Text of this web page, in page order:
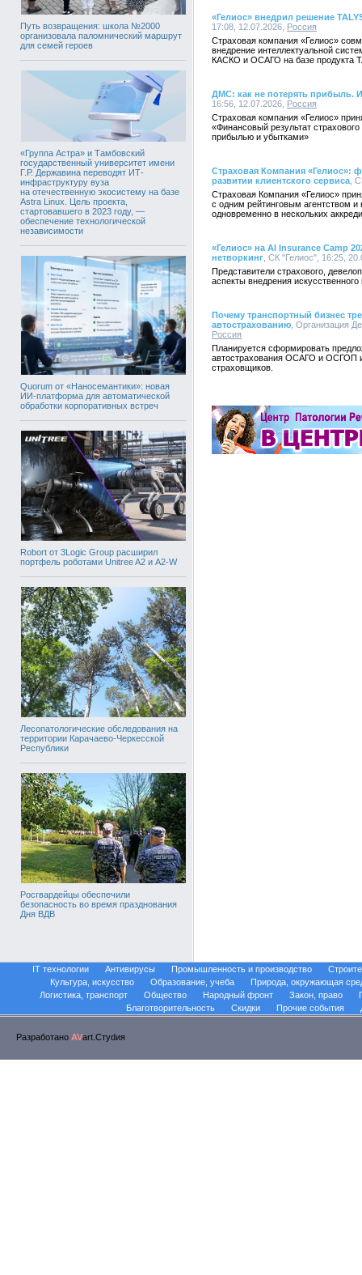
Путь возвращения: школа №2000
организовала паломнический маршрут
для семей героев
«Группа Астра» и Тамбовский
государственный университет имени
Г.Р. Державина переводят ИТ-
инфраструктуру вуза
на отечественную экосистему на базе
Astra Linux. Цель проекта,
стартовавшего в 2023 году, —
обеспечение технологической
независимости
Quorum от «Наносемантики»: новая
ИИ-платформа для автоматической
обработки корпоративных встреч
Robort от 3Logic Group расширил
портфель роботами Unitree A2 и A2-W
Лесопатологические обследования на
территории Карачаево-Черкесской
Республики
Росгвардейцы обеспечили
безопасность во время празднования
Дня ВДВ
«Гелиос» внедрил решение
17:08, 12.07.2026, Россия
Страховая компания «Гелиос»
внедрение интеллектуальной
КАСКО и ОСАГО на базе продукта
ДМС: как не потерять прибыль.
16:56, 12.07.2026, Россия
Страховая компания «Гелиос»
«Финансовый результат
прибылью и убытками»
Страховая Компания «Гелиос»:
развитии клиентского сервиса ,
Страховая Компания «Гелиос»
с одним рейтинговым агентством и
одновременно в нескольких
«Гелиос» на AI Insurance Camp
нетворкинг , СК "Гелиос", 16:25,
Представители страхового,
аспекты внедрения
Почему транспортный бизнес
автострахованию , Организация
Россия
Планируется сформировать
автострахования ОСАГО и ОСГОП и
страховщиков.
IT технологии Антивирусы Промышленность и производство
Культура, искусство
Образование, учеба
Природа, окружающая
Логистика, транспорт
Общество Народный фронт Закон, право
Благотворительность
Скидки Прочие события
Разработано AVart.Стуdия